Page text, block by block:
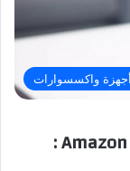
أجهزة واكسسوارات
كل ما تود معرفته حول جهاز Amazon Tap :